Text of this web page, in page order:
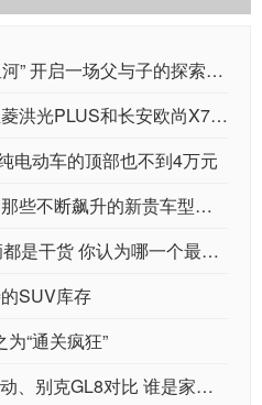
在欧蓝德的陪伴下“徜徉星河” 开启一场父与子的探索之旅
两者都是创业的好帮手 五菱洪光PLUS和长安欧尚X70A哪个好？
电动车的顶部也不到4万元
销量发布在开业第一个月 那些不断飙升的新贵车型值得购买吗
看看这些替换SUV 每一辆都是干货 你认为哪一个最成功
SUV库存
“通关疯狂”
热门MPV、奥德赛夏普混动、别克GL8对比 谁是家用的首选？